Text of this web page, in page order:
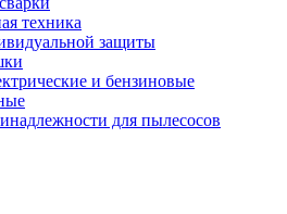
техника
защиты
и бензиновые
для пылесосов